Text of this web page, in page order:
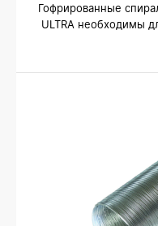
Гофрированные
ULTRA необходимы